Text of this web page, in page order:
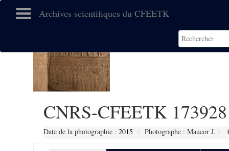
Archives scientifiques du CFEETK
CNRS-CFEETK 173928
Date de la photographie : 2015 Photographe : Maucor J.